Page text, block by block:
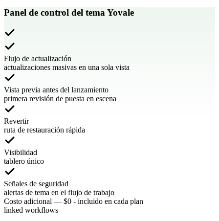
Panel de control del tema Yovale
Flujo de actualización
actualizaciones masivas en una sola vista
Vista previa antes del lanzamiento
primera revisión de puesta en escena
Revertir
ruta de restauración rápida
Visibilidad
tablero único
Señales de seguridad
alertas de tema en el flujo de trabajo
Costo adicional — $0 - incluido en cada plan
linked workflows